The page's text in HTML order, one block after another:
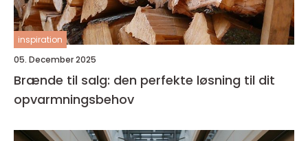
inspiration
05. December 2025
Brænde til salg: den perfekte løsning til dit
opvarmningsbehov